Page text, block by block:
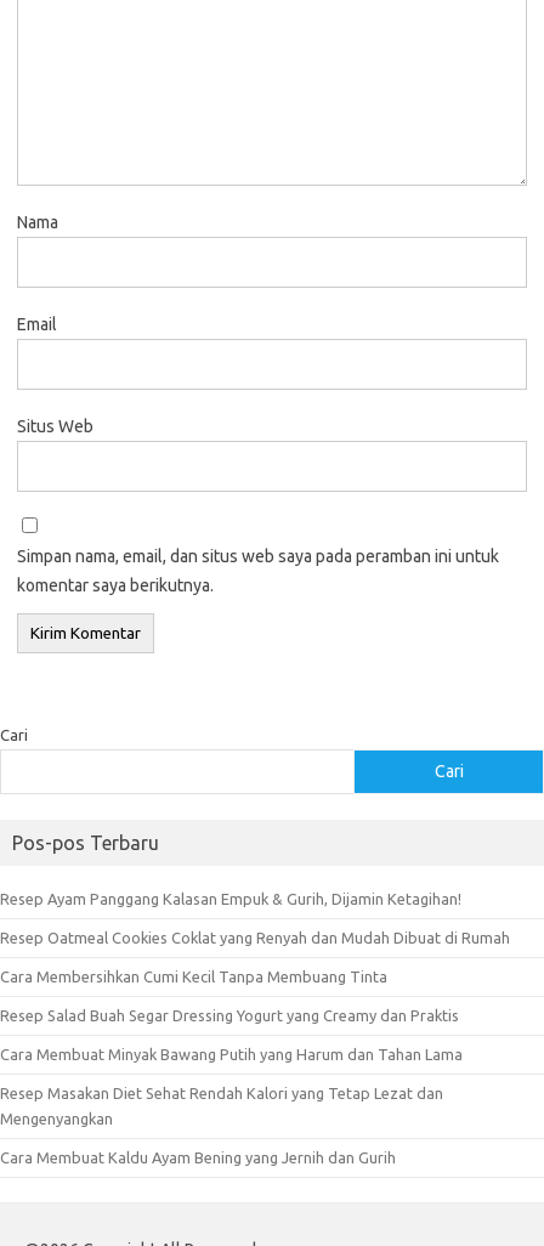
Nama
Email
Situs Web
Simpan nama, email, dan situs web saya pada peramban ini untuk
komentar saya berikutnya.
Cari
Cari
Pos-pos Terbaru
Resep Ayam Panggang Kalasan Empuk & Gurih, Dijamin Ketagihan!
Resep Oatmeal Cookies Coklat yang Renyah dan Mudah Dibuat di Rumah
Cara Membersihkan Cumi Kecil Tanpa Membuang Tinta
Resep Salad Buah Segar Dressing Yogurt yang Creamy dan Praktis
Cara Membuat Minyak Bawang Putih yang Harum dan Tahan Lama
Resep Masakan Diet Sehat Rendah Kalori yang Tetap Lezat dan
Mengenyangkan
Cara Membuat Kaldu Ayam Bening yang Jernih dan Gurih